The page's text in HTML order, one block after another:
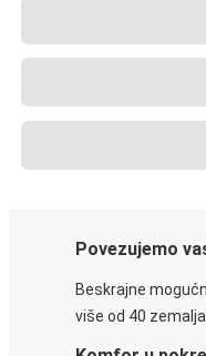
Povezujemo
Beskrajne
više od 40 zemalja.